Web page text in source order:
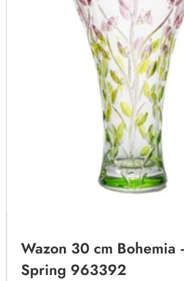
Wazon 30 cm Bohemia
Spring 963392